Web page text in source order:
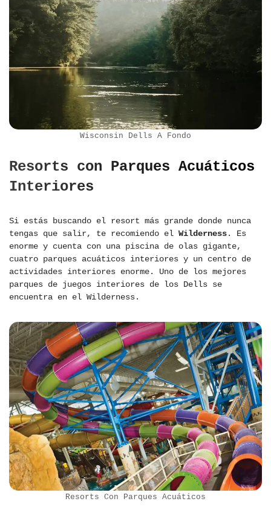
Wisconsin Dells A Fondo
Resorts con Parques Acuáticos
Interiores
Si estás buscando el resort más grande donde nunca
tengas que salir, te recomiendo el Wilderness. Es
enorme y cuenta con una piscina de olas gigante,
cuatro parques acuáticos interiores y un centro de
actividades interiores enorme. Uno de los mejores
parques de juegos interiores de los Dells se
encuentra en el Wilderness.
Resorts Con Parques Acuáticos